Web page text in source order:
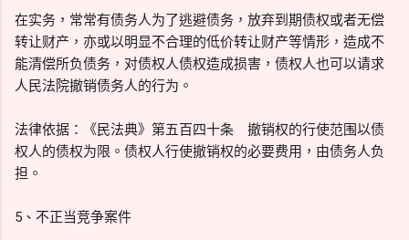
在实务，常常有债务人为了逃避债务，放弃到期债权或者无偿
转让财产，亦或以明显不合理的低价转让财产等情形，造成不
能清偿所负债务，对债权人债权造成损害，债权人也可以请求
人民法院撤销债务人的行为。
法律依据：《民法典》第五百四十条 撤销权的行使范围以债
权人的债权为限。债权人行使撤销权的必要费用，由债务人负
担。
5、不正当竞争案件